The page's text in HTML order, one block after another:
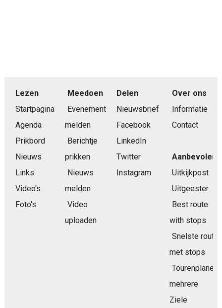
Lezen
Startpagina
Agenda
Prikbord
Nieuws
Links
Video's
Foto's
Meedoen
Evenement
melden
Berichtje
prikken
Nieuws
melden
Video
uploaden
Delen
Nieuwsbrief
Facebook
LinkedIn
Twitter
Instagram
Over ons
Informatie
Contact
Aanbevolen
Uitkijkpost
Uitgeester
Best route
with stops
Snelste route
met stops
Tourenplaner
mehrere
Ziele